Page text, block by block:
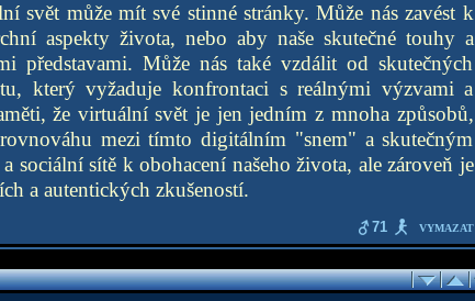
svět může mít své stinné stránky. Může nás zavést k
aspekty života, nebo aby naše skutečné touhy a
představami. Může nás také vzdálit od skutečných
který vyžaduje konfrontaci s reálnými výzvami a
že virtuální svět je jen jedním z mnoha způsobů,
mezi tímto digitálním "snem" a skutečným
sociální sítě k obohacení našeho života, ale zároveň je
a autentických zkušeností.
71 VYMAZAT